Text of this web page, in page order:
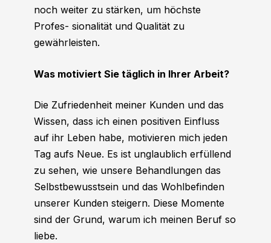
noch weiter zu stärken, um höchste
Profes- sionalität und Qualität zu
gewährleisten.
Was motiviert Sie täglich in Ihrer Arbeit?
Die Zufriedenheit meiner Kunden und das
Wissen, dass ich einen positiven Einfluss
auf ihr Leben habe, motivieren mich jeden
Tag aufs Neue. Es ist unglaublich erfüllend
zu sehen, wie unsere Behandlungen das
Selbstbewusstsein und das Wohlbefinden
unserer Kunden steigern. Diese Momente
sind der Grund, warum ich meinen Beruf so
liebe.